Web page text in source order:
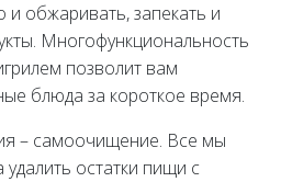
обжаривать, запекать и
Многофункциональность
позволит вам
блюда за короткое время.
– самоочищение. Все мы
удалить остатки пищи с